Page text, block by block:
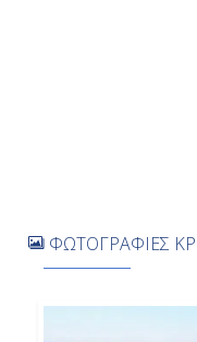
ΦΩΤΟΓΡΑΦΙΕΣ